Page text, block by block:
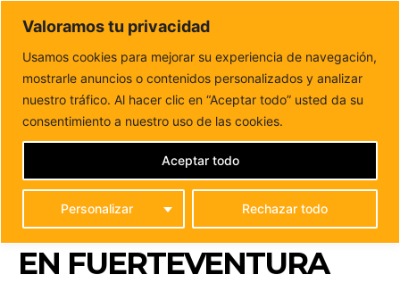
Valoramos tu privacidad
Usamos cookies para mejorar su experiencia de navegación,
mostrarle anuncios o contenidos personalizados y analizar
nuestro tráfico. Al hacer clic en “Aceptar todo” usted da su
consentimiento a nuestro uso de las cookies.
Personalizar Rechazar todo
Aceptar todo
DUNAS FM
Tu informacion de forma cercana
Inicio FUERTEVENTURA
El Cabildo recibe 2,1 millones de
fondos europeos para mejorar el reciclaje...
EL CABILDO RECIBE 2,1
MILLONES DE FONDOS
EUROPEOS PARA
MEJORAR EL RECICLAJE
EN FUERTEVENTURA